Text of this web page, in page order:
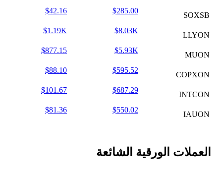
SOXSB
$285.00
$42.16
LLYON
$8.03K
$1.19K
MUON
$5.93K
$877.15
COPXON
$595.52
$88.10
INTCON
$687.29
$101.67
IAUON
$550.02
$81.36
العملات الورقية الشائعة